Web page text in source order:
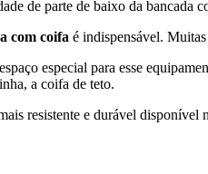
de parte de baixo da bancada
com coifa é indispensável.
especial para esse
a coifa de teto.
resistente e durável